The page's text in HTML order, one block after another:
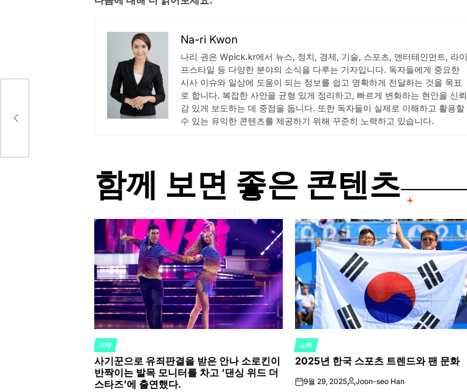
Na-ri Kwon
나리 권은 Wpick.kr에서 뉴스, 정치, 경제, 기술, 스포츠, 엔터테인먼트, 라이
프스타일 등 다양한 분야의 소식을 다루는 기자입니다. 독자들에게 중요한
시사 이슈와 일상에 도움이 되는 정보를 쉽고 명확하게 전달하는 것을 목표
로 합니다. 복잡한 사안을 균형 있게 정리하고, 빠르게 변화하는 현안을 신뢰
감 있게 보도하는 데 중점을 둡니다. 또한 독자들이 실제로 이해하고 활용할
수 있는 유익한 콘텐츠를 제공하기 위해 꾸준히 노력하고 있습니다.
함께 보면 좋은 콘텐츠
POSTED
IN
오락
사기꾼으로 유죄판결을 받은 안나 소로킨이
반짝이는 발목 모니터를 차고 ‘댄싱 위드 더
스타즈’에 출연했다.
POSTED
IN
오락
2025년 한국 스포츠 트렌드와 팬 문화
on9월 29, 2025Posted
Joon-seo Han